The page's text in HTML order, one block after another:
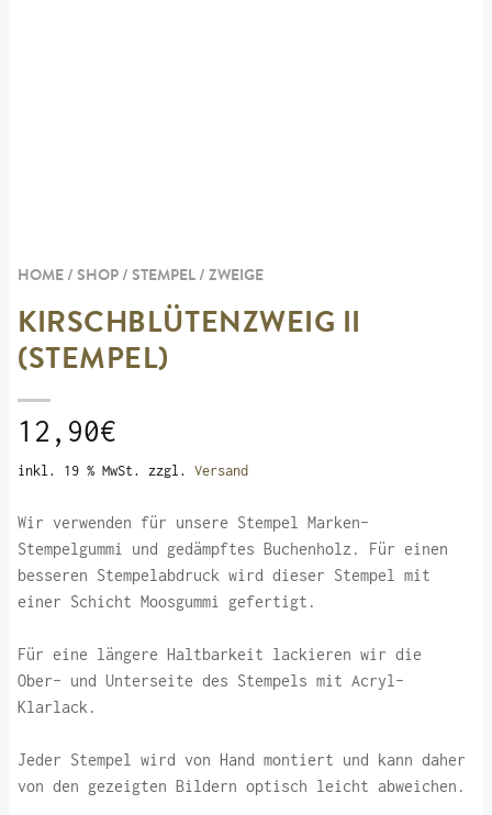
HOME / SHOP /STEMPEL /ZWEIGE
KIRSCHBLÜTENZWEIG II
(STEMPEL)
12,90€
inkl. 19 % MwSt. zzgl.Versand
Wir verwenden für unsere Stempel Marken-
Stempelgummi und gedämpftes Buchenholz. Für einen
besseren Stempelabdruck wird dieser Stempel mit
einer Schicht Moosgummi gefertigt.
Für eine längere Haltbarkeit lackieren wir die
Ober- und Unterseite des Stempels mit Acryl-
Klarlack.
Jeder Stempel wird von Hand montiert und kann daher
von den gezeigten Bildern optisch leicht abweichen.